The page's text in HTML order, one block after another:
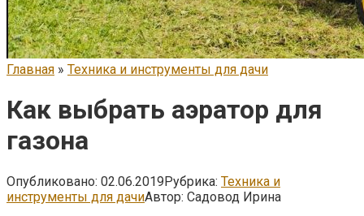
Главная » Техника и инструменты для дачи
Как выбрать аэратор для
газона
Опубликовано: 02.06.2019Рубрика: Техника и
инструменты для дачиАвтор: Садовод Ирина